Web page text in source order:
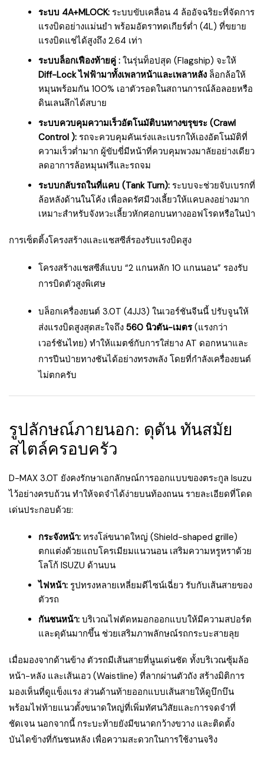
ระบบ 4A+MLOCK: ระบบขับเคลื่อน 4 ล้ออัจฉริยะที่จัดการ
แรงบิดอย่างแม่นยำ พร้อมอัตราทดเกียร์ต่ำ (4L) ที่ขยาย
แรงบิดแช่ได้สูงถึง 2.64 เท่า
ระบบล็อกเฟืองท้ายคู่ : ในรุ่นท็อปสุด (Flagship) จะให้
Diff-Lock ไฟฟ้ามาทั้งเพลาหน้าและเพลาหลัง ล็อกล้อให้
หมุนพร้อมกัน 100% เอาตัวรอดในสถานการณ์ล้อลอยหรือ
ดินเลนลึกได้สบาย
ระบบควบคุมความเร็วอัตโนมัติบนทางขรุขระ (Crawl
Control ): รถจะควบคุมคันเร่งและเบรกให้เองอัตโนมัติที่
ความเร็วต่ำมาก ผู้ขับขี่มีหน้าที่ควบคุมพวงมาลัยอย่างเดียว
ลดอาการล้อหมุนฟรีและรถจม
ระบบกลับรถในที่แคบ (Tank Turn): ระบบจะช่วยจับเบรกที่
ล้อหลังด้านในโค้ง เพื่อลดรัศมีวงเลี้ยวให้แคบลงอย่างมาก
เหมาะสำหรับจังหวะเลี้ยวหักศอกบนทางออฟโรดหรือในป่า
การเซ็ตติ้งโครงสร้างและแชสซีส์รองรับแรงบิดสูง
โครงสร้างแชสซีส์แบบ “2 แกนหลัก 10 แกนนอน” รองรับ
การบิดตัวสูงพิเศษ
บล็อกเครื่องยนต์ 3.0T (4JJ3) ในเวอร์ชันจีนนี้ ปรับจูนให้
ส่งแรงบิดสูงสุดสะใจถึง 560 นิวตัน-เมตร(แรงกว่า
เวอร์ชันไทย) ทำให้แมตช์กับการใส่ยาง AT ดอกหนาและ
การปีนป่ายทางชันได้อย่างทรงพลัง โดยที่กำลังเครื่องยนต์
ไม่ตกครับ
รูปลักษณ์ภายนอก: ดุดัน ทันสมัย
สไตล์ครอบครัว
D-MAX 3.0T ยังคงรักษาเอกลักษณ์การออกแบบของตระกูล Isuzu
ไว้อย่างครบถ้วน ทำให้จดจำได้ง่ายบนท้องถนน รายละเอียดที่โดด
เด่นประกอบด้วย:
กระจังหน้า: ทรงโล่ขนาดใหญ่ (Shield-shaped grille)
ตกแต่งด้วยแถบโครเมียมแนวนอน เสริมความหรูหราด้วย
โลโก้ ISUZU ด้านบน
ไฟหน้า: รูปทรงหลายเหลี่ยมดีไซน์เฉี่ยว รับกับเส้นสายของ
ตัวรถ
กันชนหน้า: บริเวณไฟตัดหมอกออกแบบให้มีความสปอร์ต
และดุดันมากขึ้น ช่วยเสริมภาพลักษณ์รถกระบะสายลุย
เมื่อมองจากด้านข้าง ตัวรถมีเส้นสายที่นูนเด่นชัด ทั้งบริเวณซุ้มล้อ
หน้า-หลัง และเส้นเอว (Waistline) ที่ลากผ่านตัวถัง สร้างมิติการ
มองเห็นที่ดูแข็งแรง ส่วนด้านท้ายออกแบบเส้นสายให้ดูบึกบึน
พร้อมไฟท้ายแนวตั้งขนาดใหญ่ที่เพิ่มทัศนวิสัยและการจดจำที่
ชัดเจน นอกจากนี้ กระบะท้ายยังมีขนาดกว้างขวาง และติดตั้ง
บันไดข้างที่กันชนหลัง เพื่อความสะดวกในการใช้งานจริง